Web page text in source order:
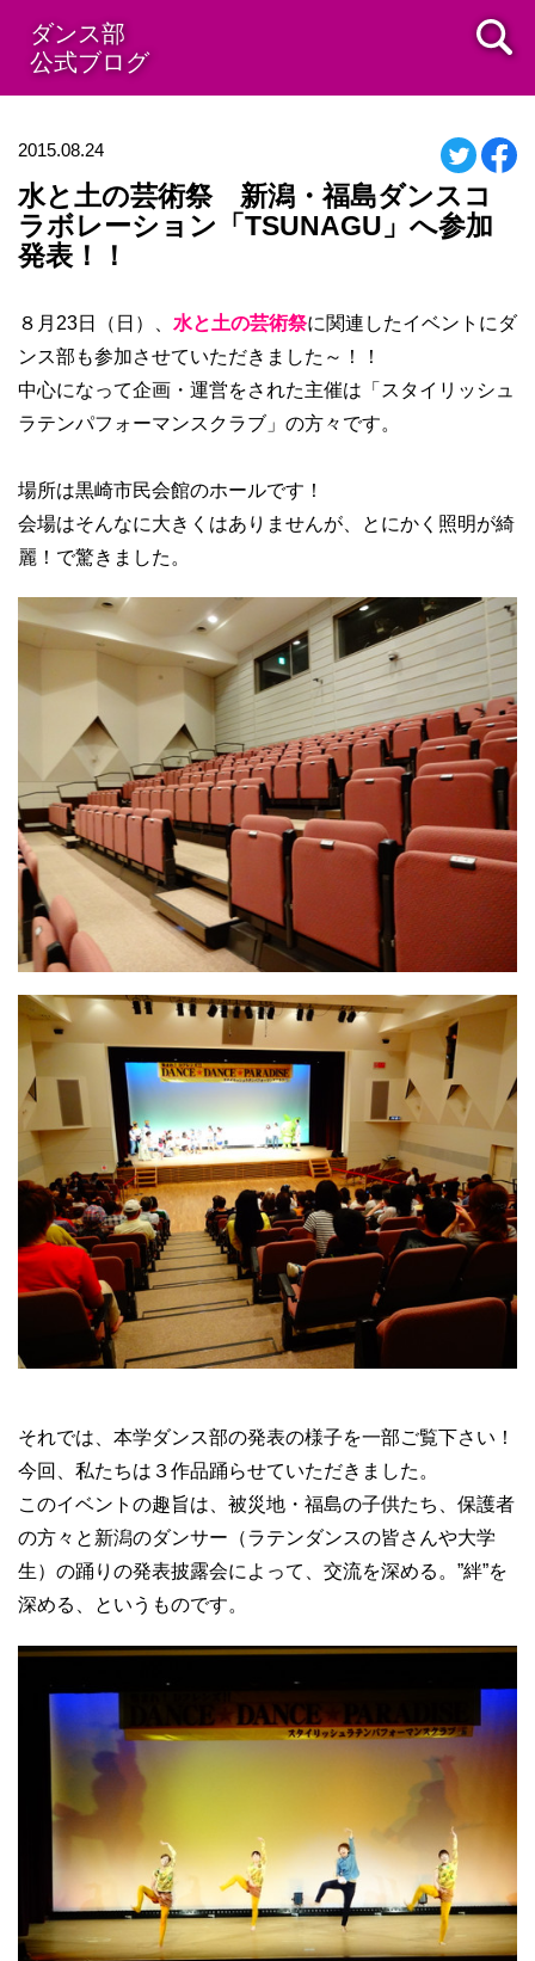
ダンス部
公式ブログ
2015.08.24
水と土の芸術祭 新潟・福島ダンスコ
ラボレーション「TSUNAGU」へ参加
発表！！
８月23日（日）、 水と土の芸術祭に関連したイベントにダ
ンス部も参加させていただきました～！！
中心になって企画・運営をされた主催は「スタイリッシュ
ラテンパフォーマンスクラブ」の方々です。
場所は黒崎市民会館のホールです！
会場はそんなに大きくはありませんが、とにかく照明が綺
麗！で驚きました。
それでは、本学ダンス部の発表の様子を一部ご覧下さい！
今回、私たちは３作品踊らせていただきました。
このイベントの趣旨は、被災地・福島の子供たち、保護者
の方々と新潟のダンサー（ラテンダンスの皆さんや大学
生）の踊りの発表披露会によって、交流を深める。”絆”を
深める、というものです。